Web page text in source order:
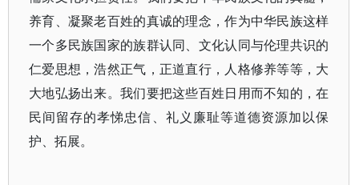
养育、凝聚老百姓的真诚的理念，作为中华民族这样
一个多民族国家的族群认同、文化认同与伦理共识的
仁爱思想，浩然正气，正道直行，人格修养等等，大
大地弘扬出来。我们要把这些百姓日用而不知的，在
民间留存的孝悌忠信、礼义廉耻等道德资源加以保
护、拓展。